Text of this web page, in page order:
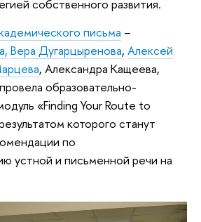
собственного развития.
письма –
Вера Дугарцыренова, Алексей
, Александра Кащеева,
образовательно-
«Finding Your Route to
которого станут
по
устной и письменной речи на